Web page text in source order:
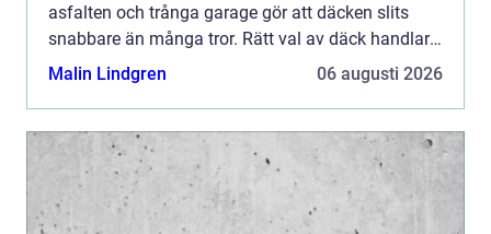
asfalten och trånga garage gör att däcken slits
snabbare än många tror. Rätt val av däck handlar
därför inte bara om komfort och
Malin Lindgren 06 augusti 2026